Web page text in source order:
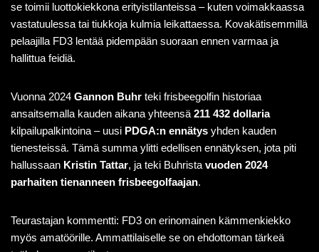
se toimii luottokiekkona erityistilanteissa – kuten voimakkaassa
vastatuulessa tai tiukkoja kulmia leikattaessa. Kovakätisemmillä
pelaajilla FD3 lentää pidempään suoraan ennen varmaa ja
hallittua feidiä.
Vuonna 2024 Gannon Buhr teki frisbeegolfin historiaa
ansaitsemalla kauden aikana yhteensä 211 432 dollaria
kilpailupalkintoina – uusi PDGA:n ennätys yhden kauden
tienesteissä. Tämä summa ylitti edellisen ennätyksen, jota piti
hallussaan Kristin Tattar, ja teki Buhrista vuoden 2024
parhaiten tienanneen frisbeegolfaajan.
Teurastajan kommentti: FD3 on erinomainen kämmenkiekko
myös amatöörille. Ammattilaiselle se on ehdottoman tärkeä